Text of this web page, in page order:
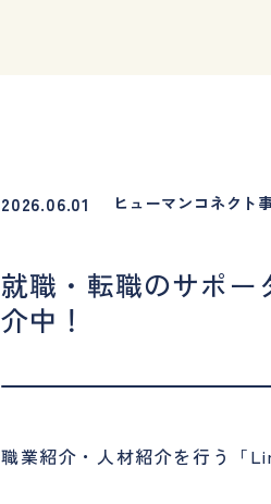
2026.06.01 ヒューマンコネクト
就職・転職のサポー
介中！
職業紹介・人材紹介を行う「